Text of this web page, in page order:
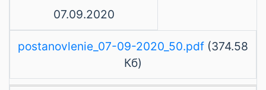
07.09.2020
postanovlenie_07-09-2020_50.pdf (374.58
Кб)